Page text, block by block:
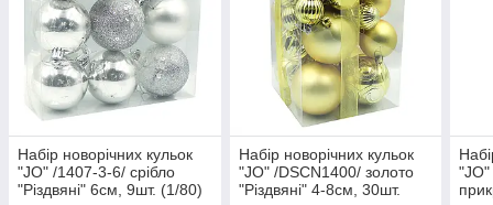
Набір новорічних кульок
"JO" /1407-3-6/ срібло
"Різдвяні" 6см, 9шт. (1/80)
Набір новорічних кульок
"JO" /DSCN1400/ золото
"Різдвяні" 4-8см, 30шт.
"JO"